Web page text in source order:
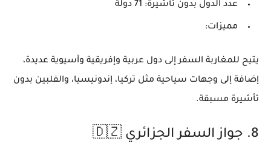
عدد الدول بدون تأشيرة:
مميزات:
يتيح للمغاربة السفر إلى دول عربية وإفريقية وآسيوية عديدة،
إضافة إلى وجهات سياحية مثل تركيا، إندونيسيا، والفلبين بدون
تأشيرة مسبقة.
8. جواز السفر الجزائري 🇩🇿